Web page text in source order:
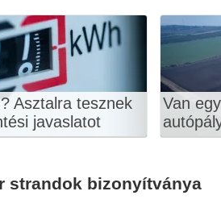
Asztalra tesznek
javaslatot
Van
strandok bizonyítványa